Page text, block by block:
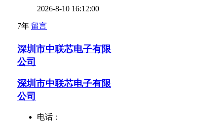
2026-8-10 16:12:00
7年 留言
深圳市中联芯电子有限
公司
深圳市中联芯电子有限
公司
电话：